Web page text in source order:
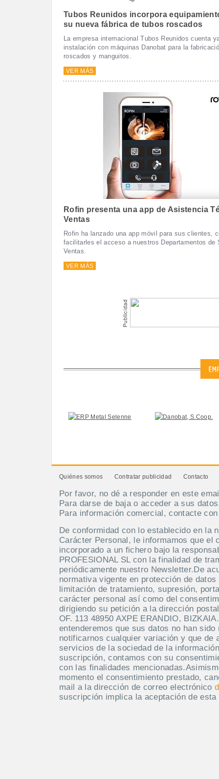
Tubos Reunidos incorpora
su nueva fábrica de tubos roscados
La empresa internacional Tubos Reunidos cuenta
instalación con máquinas Danobat para la
roscados y manguitos.
VER MÁS
Rofin presenta una app de Asistencia
Ventas
Rofin ha lanzado una app móvil para sus clientes,
facilitarles el acceso a nuestros Departamentos de
Ventas.
VER MÁS
Quiénes somos Contratar publicidad Contacto
Por favor, no dé a responder en este
Para darse de baja o acceder a sus
Para información comercial, contacte
De conformidad con lo establecido en la
Carácter Personal, le informamos que el
incorporado a un fichero bajo la
PROFESIONAL SL con la finalidad de
periódicamente nuestro Newsletter.De
normativa vigente en protección de
limitación de tratamiento, supresión,
carácter personal así como del
dirigiendo su petición a la dirección
OF. 113 48950 AXPE ERANDIO,
entenderemos que sus datos no han
notificarnos cualquier variación y que de
servicios de la sociedad de la
suscripción, contamos con su
con las finalidades
momento el consentimiento prestado,
mail a la dirección de correo electrónico
suscripción implica la aceptación de esta